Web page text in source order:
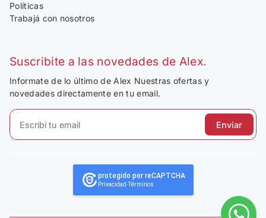
Políticas
Trabajá con nosotros
Suscribite a las novedades de Alex.
Informate de lo último de Alex Nuestras ofertas y
novedades directamente en tu email.
Enviar
protegido por reCAPTCHA
Privacidad-Términos